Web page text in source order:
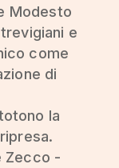
Modesto
e
come
di
la
Zecco -